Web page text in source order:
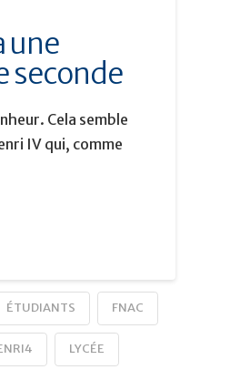
une
seconde
Cela semble
IV qui, comme
ÉTUDIANTS FNAC
LYCÉE